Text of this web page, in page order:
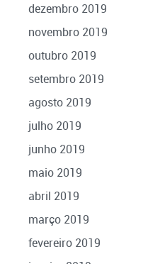
dezembro 2019
novembro 2019
outubro 2019
setembro 2019
agosto 2019
julho 2019
junho 2019
maio 2019
abril 2019
março 2019
fevereiro 2019